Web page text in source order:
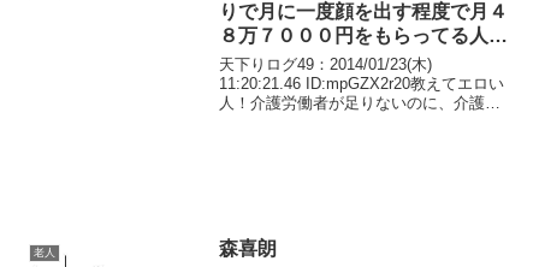
りで月に一度顔を出す程度で月４
８万７０００円をもらってる人間
がいるのも現実
天下りログ49：2014/01/23(木)
11:20:21.46 ID:mpGZX2r20教えてエロい
人！介護労働者が足りないのに、介護労
老人 森喜朗